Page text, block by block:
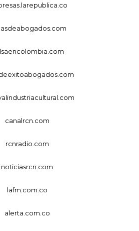
canalrcn.com
rcnradio.com
noticiasrcn.com
lafm.com.co
alerta.com.co